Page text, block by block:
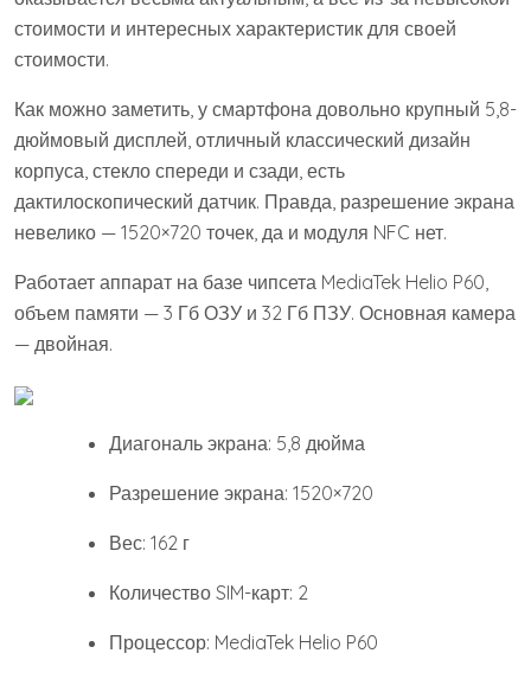
стоимости и интересных характеристик для своей
стоимости.
Как можно заметить, у смартфона довольно крупный 5,8-
дюймовый дисплей, отличный классический дизайн
корпуса, стекло спереди и сзади, есть
дактилоскопический датчик. Правда, разрешение экрана
невелико — 1520×720 точек, да и модуля NFC нет.
Работает аппарат на базе чипсета MediaTek Helio P60,
объем памяти — 3 Гб ОЗУ и 32 Гб ПЗУ. Основная камера
— двойная.
Диагональ экрана: 5,8 дюйма
Разрешение экрана: 1520×720
Вес: 162 г
Количество SIM-карт: 2
Процессор: MediaTek Helio P60